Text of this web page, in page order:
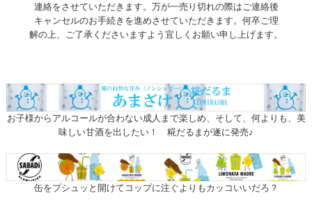
連絡をさせていただきます。万が一売り切れの際はご連絡後
キャンセルのお手続きを進めさせていただきます。何卒ご理
解の上、ご了承くださいますよう宜しくお願い申し上げます。
お子様からアルコールが合わない成人まで楽しめ、そして、何よりも、美
味しい甘酒を出したい！ 糀だるまが遂に発売♪
缶をプシュッと開けてコップに注ぐよりもカッコいいだろ？